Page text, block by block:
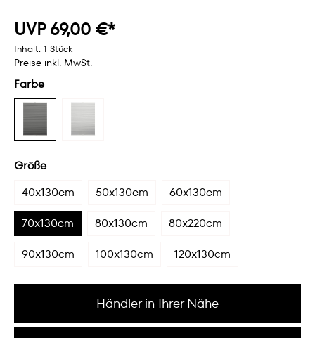
UVP 69,00 €*
Inhalt: 1 Stück
Preise inkl. MwSt.
Farbe
Größe
40x130cm
50x130cm
60x130cm
70x130cm
80x130cm
80x220cm
90x130cm
100x130cm 120x130cm
Händler in Ihrer Nähe